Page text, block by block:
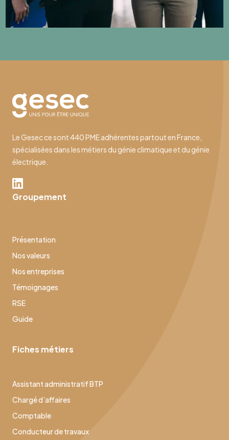
Le Gesec ce sont 440 PME adhérentes partout en France,
spécialisées dans les métiers du génie climatique et du génie
électrique.
Groupement
Présentation
Nos valeurs
Nos entreprises
Témoignages
RSE
Guide
Fiches métiers
Assistant administratif BTP
Chargé d’affaires
Comptable
Conducteur de travaux